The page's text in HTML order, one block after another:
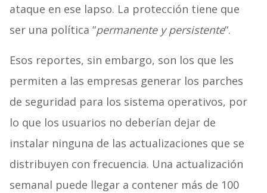
ataque en ese lapso. La protección tiene que
ser una política “permanente y persistente“.
Esos reportes, sin embargo, son los que les
permiten a las empresas generar los parches
de seguridad para los sistema operativos, por
lo que los usuarios no deberían dejar de
instalar ninguna de las actualizaciones que se
distribuyen con frecuencia. Una actualización
semanal puede llegar a contener más de 100